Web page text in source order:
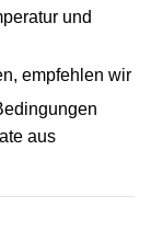
und
empfehlen wir
aus